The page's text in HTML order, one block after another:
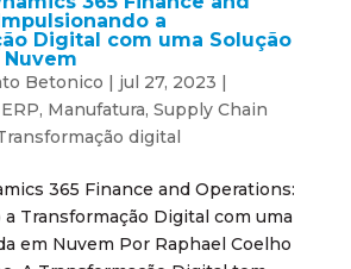
a
Digital com uma Solução
Betonico | jul 27, 2023 |
ERP, Manufatura, Supply Chain
digital
365 Finance and Operations:
Transformação Digital com uma
em Nuvem Por Raphael Coelho